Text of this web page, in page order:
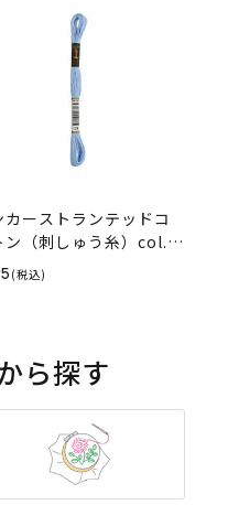
カーストランテッドコ
ン（刺しゅう糸）col.0
(税込)
ら探す